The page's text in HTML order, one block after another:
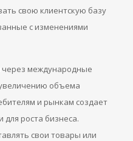
свою клиентскую базу
с изменениями
через международные
объема
и рынкам создает
роста бизнеса.
свои товары или